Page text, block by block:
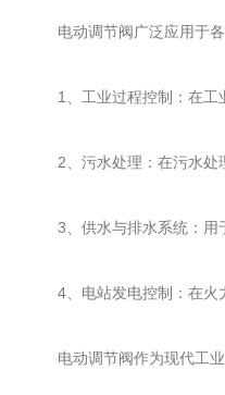
电动调节阀广泛应用于各
1、工业过程控制：在工业
2、污水处理：在污水处理
3、供水与排水系统：用于
4、电站发电控制：在火力
电动调节阀作为现代工业